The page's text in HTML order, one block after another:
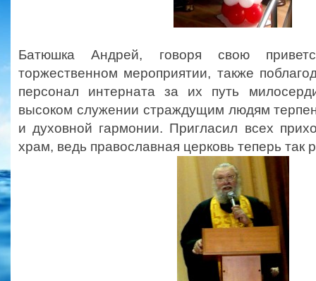
Батюшка Андрей, говоря свою
торжественном мероприятии, также
персонал интерната за их путь
высоком служении страждущим людям
и духовной гармонии. Пригласил всех
храм, ведь православная церковь теперь так